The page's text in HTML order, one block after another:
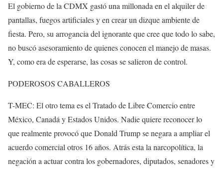
El gobierno de la CDMX gastó una millonada en el alquiler de
pantallas, fuegos artificiales y en crear un dizque ambiente de
fiesta. Pero, su arrogancia del ignorante que cree que todo lo sabe,
no buscó asesoramiento de quienes conocen el manejo de masas.
Y, como era de esperarse, las cosas se salieron de control.
PODEROSOS CABALLEROS
T-MEC: El otro tema es el Tratado de Libre Comercio entre
México, Canadá y Estados Unidos. Nadie quiere reconocer lo
que realmente provocó que Donald Trump se negara a ampliar el
acuerdo comercial otros 16 años. Atrás esta la narcopolítica, la
negación a actuar contra los gobernadores, diputados, senadores y